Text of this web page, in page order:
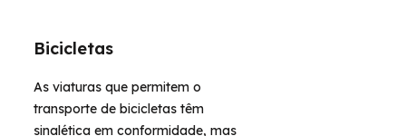
Bicicletas
As viaturas que permitem o
transporte de bicicletas têm
sinalética em conformidade, mas